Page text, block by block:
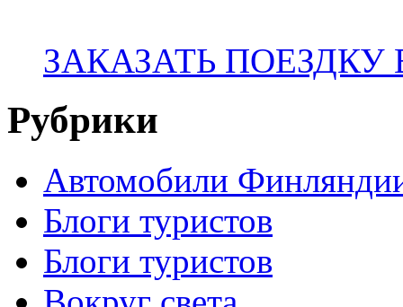
ЗАКАЗАТЬ
Рубрики
Автомобили
Блоги туристов
Блоги туристов